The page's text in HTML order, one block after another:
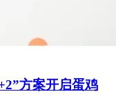
方案开启蛋鸡